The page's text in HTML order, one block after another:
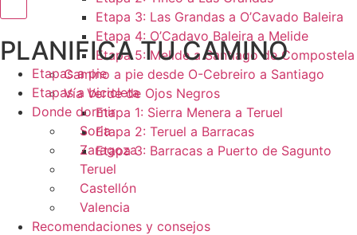
Etapa 3: Las Grandas a O’Cavado Baleira
Etapa 4: O’Cadavo Baleira a Melide
Etapa 5: Melide a Santiago de Compostela
Camino a pie desde O-Cebreiro a Santiago
Vía Verde de Ojos Negros
Etapa 1: Sierra Menera a Teruel
Etapa 2: Teruel a Barracas
Etapa 3: Barracas a Puerto de Sagunto
PLANIFICA TU CAMINO
Etapas a pie
Etapas a bicicleta
Donde dormir
Soria
Zaragoza
Teruel
Castellón
Valencia
Recomendaciones y consejos